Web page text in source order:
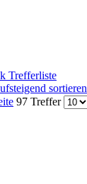
Trefferliste
sortieren
97 Treffer